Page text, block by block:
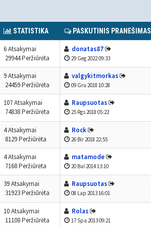
STATISTIKA PASKUTINIS PRANEŠIMAS
6 Atsakymai
29944 Peržiūrėta
donatas87
29 Geg 2022 09:33
9 Atsakymai
24459 Peržiūrėta
valgykitmorkas
09 Gru 2018 10:28
107 Atsakymai
74838 Peržiūrėta
Raupsuotas
25 Rgs 2018 05:22
4 Atsakymai
8129 Peržiūrėta
Rock
26 Bir 2018 22:55
4 Atsakymai
7168 Peržiūrėta
matamode
20 Bal 2014 13:10
39 Atsakymai
31923 Peržiūrėta
Raupsuotas
08 Lap 2013 16:01
10 Atsakymai
11108 Peržiūrėta
Rolas
17 Spa 2013 09:21